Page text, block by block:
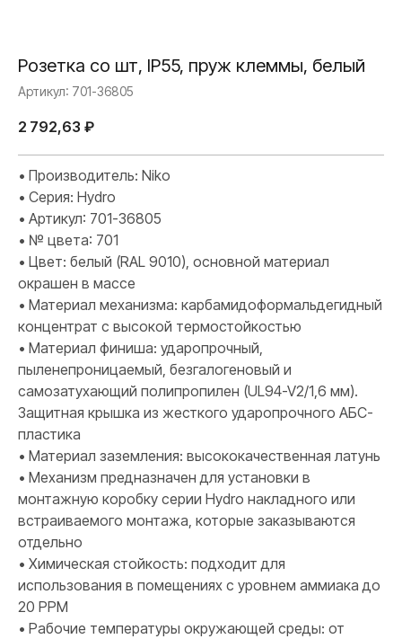
Розетка со шт, IP55, пруж клеммы, белый
Артикул: 701-36805
2 792,63 ₽
• Производитель: Niko
• Серия: Hydro
• Артикул: 701-36805
• № цвета: 701
• Цвет: белый (RAL 9010), основной материал
окрашен в массе
• Материал механизма: карбамидоформальдегидный
концентрат с высокой термостойкостью
• Материал финиша: ударопрочный,
пыленепроницаемый, безгалогеновый и
самозатухающий полипропилен (UL94-V2/1,6 мм).
Защитная крышка из жесткого ударопрочного АБС-
пластика
• Материал заземления: высококачественная латунь
• Механизм предназначен для установки в
монтажную коробку серии Hydro накладного или
встраиваемого монтажа, которые заказываются
отдельно
• Химическая стойкость: подходит для
использования в помещениях с уровнем аммиака до
20 PPM
• Рабочие температуры окружающей среды: от